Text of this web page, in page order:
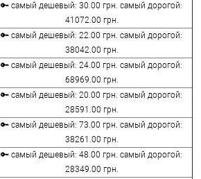
🔑 самый дешевый: 30.00 грн. самый дорогой:
41072.00 грн.
🔑 самый дешевый: 22.00 грн. самый дорогой:
38042.00 грн.
🔑 самый дешевый: 24.00 грн. самый дорогой:
68969.00 грн.
🔑 самый дешевый: 20.00 грн. самый дорогой:
28591.00 грн.
🔑 самый дешевый: 73.00 грн. самый дорогой:
38261.00 грн.
🔑 самый дешевый: 48.00 грн. самый дорогой:
28349.00 грн.